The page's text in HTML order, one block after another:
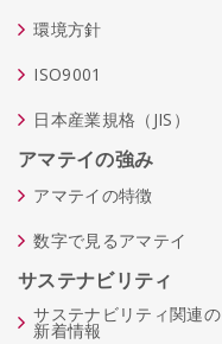
環境方針
ISO9001
日本産業規格（JIS）
アマテイの強み
アマテイの特徴
数字で見るアマテイ
サステナビリティ
サステナビリティ関連の
新着情報